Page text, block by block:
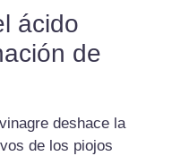
ácido
de
deshace la
de los piojos